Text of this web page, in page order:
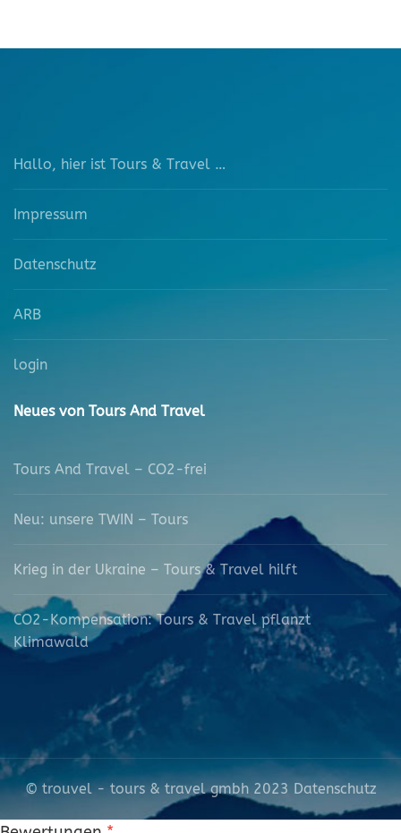
Hallo, hier ist Tours & Travel …
Impressum
Datenschutz
ARB
login
Neues von Tours And Travel
Tours And Travel – CO2-frei
Neu: unsere TWIN – Tours
Krieg in der Ukraine – Tours & Travel hilft
CO2-Kompensation: Tours & Travel pflanzt
Klimawald
© trouvel - tours & travel gmbh 2023 Datenschutz